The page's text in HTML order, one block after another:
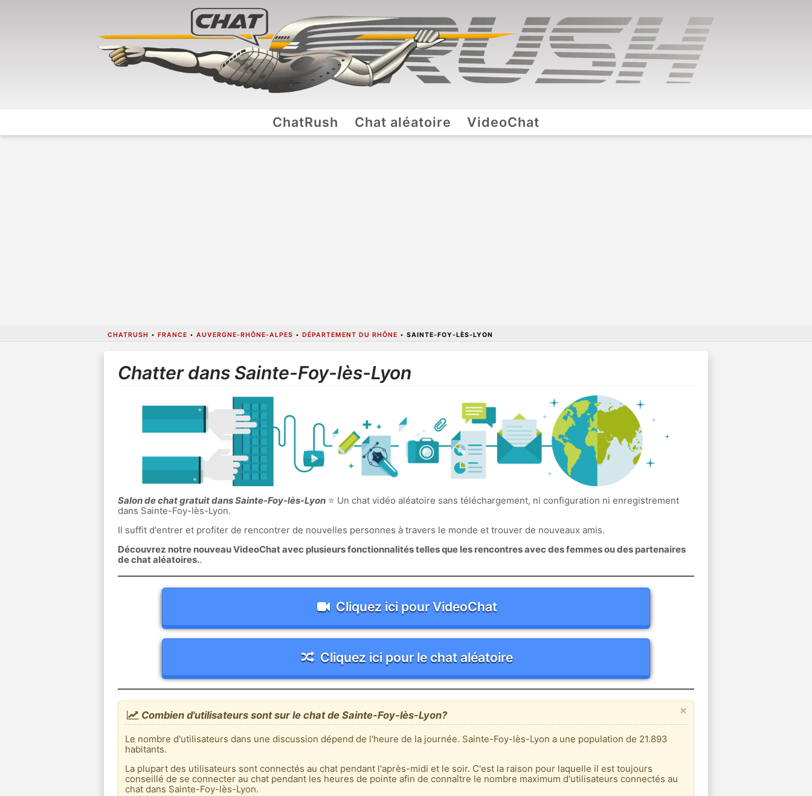
ChatRush Chat aléatoire VideoChat
CHATRUSH • FRANCE • AUVERGNE-RHÔNE-ALPES • DÉPARTEMENT DU RHÔNE • SAINTE-FOY-LÈS-LYON
Chatter dans Sainte-Foy-lès-Lyon
Salon de chat gratuit dans Sainte-Foy-lès-Lyon⭐ Un chat vidéo aléatoire sans téléchargement, ni configuration ni enregistrement
dans Sainte-Foy-lès-Lyon.
Il suffit d'entrer et profiter de rencontrer de nouvelles personnes à travers le monde et trouver de nouveaux amis.
Découvrez notre nouveau VideoChat avec plusieurs fonctionnalités telles que les rencontres avec des femmes ou des partenaires
de chat aléatoires..
Cliquez ici pour VideoChat
Cliquez ici pour le chat aléatoire
×
Combien d'utilisateurs sont sur le chat de Sainte-Foy-lès-Lyon?
Le nombre d'utilisateurs dans une discussion dépend de l'heure de la journée. Sainte-Foy-lès-Lyon a une population de 21.893
habitants.
La plupart des utilisateurs sont connectés au chat pendant l'après-midi et le soir. C'est la raison pour laquelle il est toujours
conseillé de se connecter au chat pendant les heures de pointe afin de connaître le nombre maximum d'utilisateurs connectés au
chat dans Sainte-Foy-lès-Lyon.